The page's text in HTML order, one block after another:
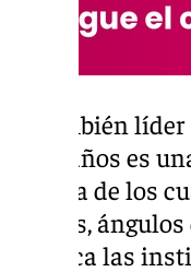
El también
ocho años es
forzosa de los
nuevas,
refresca las